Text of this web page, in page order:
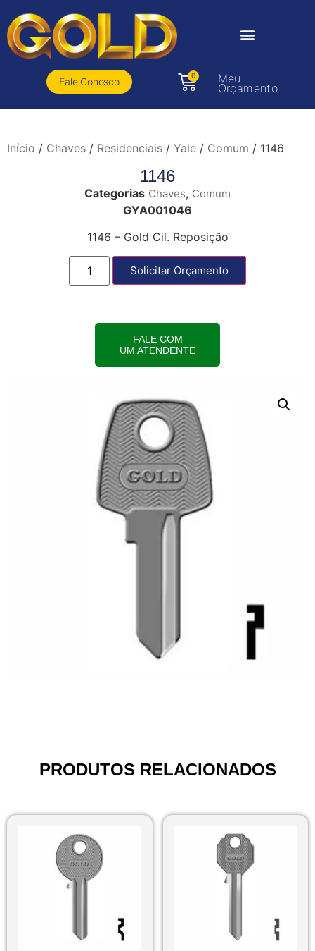
Fale Conosco
0 Meu
Orçamento
Início / Chaves / Residenciais / Yale / Comum / 1146
1146
Categorias Chaves, Comum
GYA001046
1146 – Gold Cil. Reposição
Solicitar Orçamento
FALE COM
UM ATENDENTE
PRODUTOS RELACIONADOS